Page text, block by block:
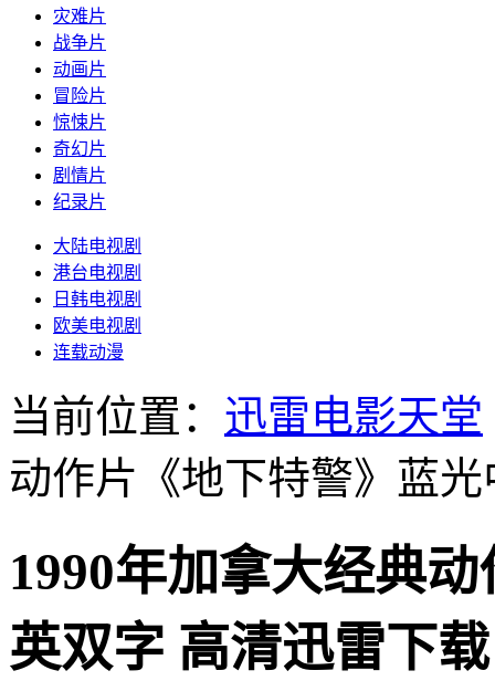
灾难片
战争片
动画片
冒险片
惊悚片
奇幻片
剧情片
纪录片
大陆电视剧
港台电视剧
日韩电视剧
欧美电视剧
连载动漫
当前位置： 迅雷电影天堂
动作片《地下特警》蓝
1990年加拿大经典
英双字 高清迅雷下载